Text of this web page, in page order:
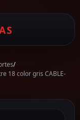
/
18 color gris CABLE-